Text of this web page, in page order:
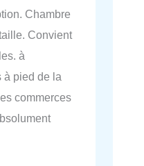
Chambre
Convient
à
à pied de la
commerces